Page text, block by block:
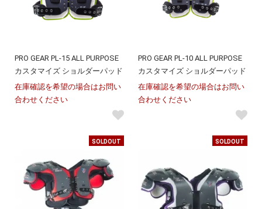
PRO GEAR PL-15 ALL PURPOSE
カスタマイズ ショルダーパッド
在庫確認を希望の場合はお問い
合わせください
PRO GEAR PL-10 ALL PURPOSE
カスタマイズ ショルダーパッド
在庫確認を希望の場合はお問い
合わせください
SOLDOUT SOLDOUT